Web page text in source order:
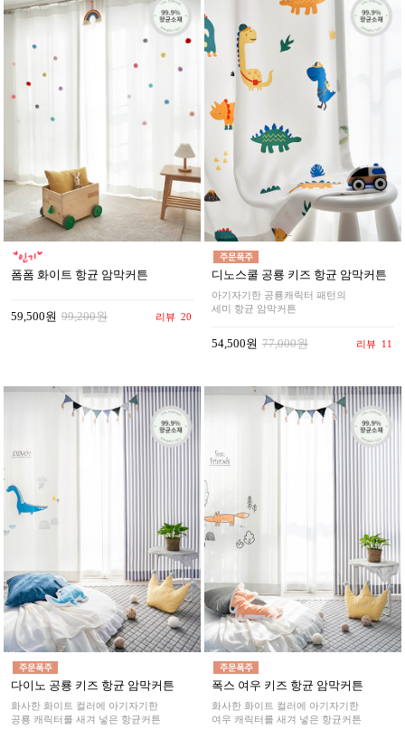
폼폼 화이트 항균 암막커튼
59,500원 99,200원 리뷰 20
디노스쿨 공룡 키즈 항균 암막커튼
아기자기한 공룡캐릭터 패턴의
세미 항균 암막커튼
54,500원 77,000원 리뷰 11
다이노 공룡 키즈 항균 암막커튼
화사한 화이트 컬러에 아기자기한
공룡 캐릭터를 새겨 넣은 항균커튼
폭스 여우 키즈 항균 암막커튼
화사한 화이트 컬러에 아기자기한
여우 캐릭터를 새겨 넣은 항균커튼